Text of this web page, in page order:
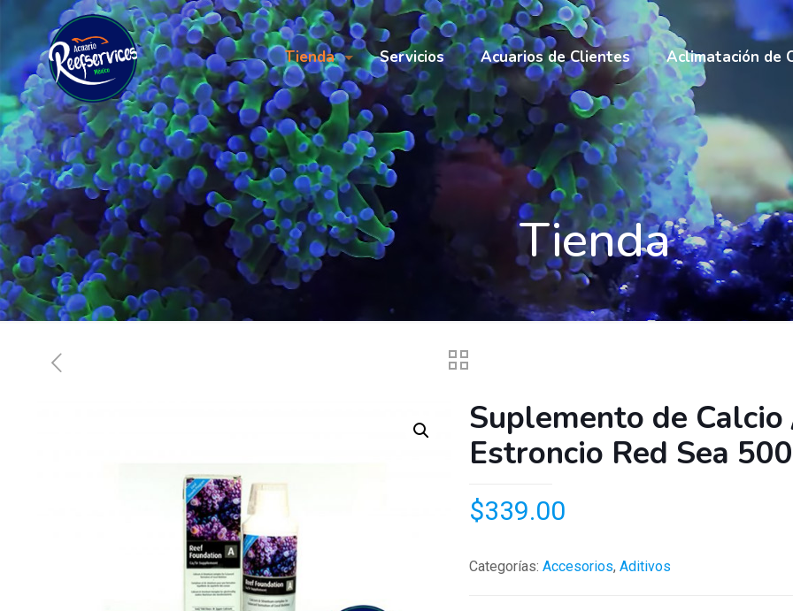
Tienda Servicios Acuarios de Clientes Aclimatación de
Tienda
Suplemento de Calcio
Estroncio Red Sea
$339.00
Categorías: Accesorios, Aditivos